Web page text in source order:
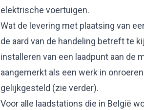
elektrische voertuigen.
Wat de levering met plaatsing van
de aard van de handeling betreft te
installeren van een laadpunt aan de
aangemerkt als een werk in
gelijkgesteld (zie verder).
Voor alle laadstations die in België